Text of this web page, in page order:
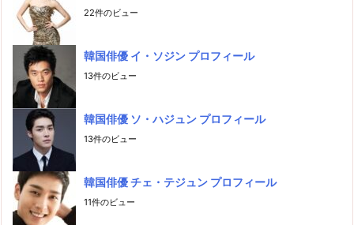
22件のビュー
韓国俳優 イ・ソジン プロフィール
13件のビュー
韓国俳優 ソ・ハジュン プロフィール
13件のビュー
韓国俳優 チェ・テジュン プロフィール
11件のビュー